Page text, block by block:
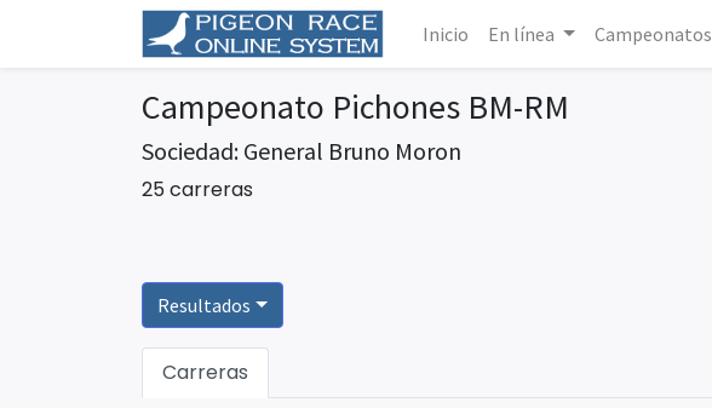
Inicio En línea Campeonatos
Campeonato Pichones BM-RM
Sociedad: General Bruno Moron
25 carreras
Resultados
Carreras